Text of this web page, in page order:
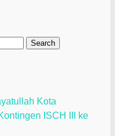
Kota
ISCH III ke